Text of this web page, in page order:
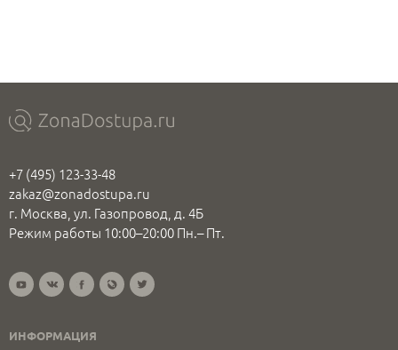
+7 (495) 123-33-48
zakaz@zonadostupa.ru
г. Москва, ул. Газопровод, д. 4Б
Режим работы 10:00–20:00 Пн.– Пт.
ИНФОРМАЦИЯ